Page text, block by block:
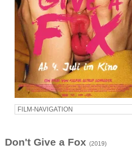
Don't Give a Fox (2019)